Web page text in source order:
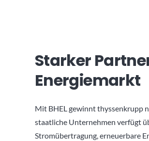
Starker
Energiemarkt
Mit BHEL gewinnt thyssenkrupp
staatliche Unternehmen verfügt
Stromübertragung, erneuerbare